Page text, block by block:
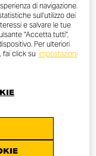
a fare tutto,
ti tieni
ad andare
ha vinto la
60 anni.
ancora
di navigazione.
sull’utilizzo dei
e salvare le tue
"Accetta tutti",
Per ulteriori
fai click su impostazioni